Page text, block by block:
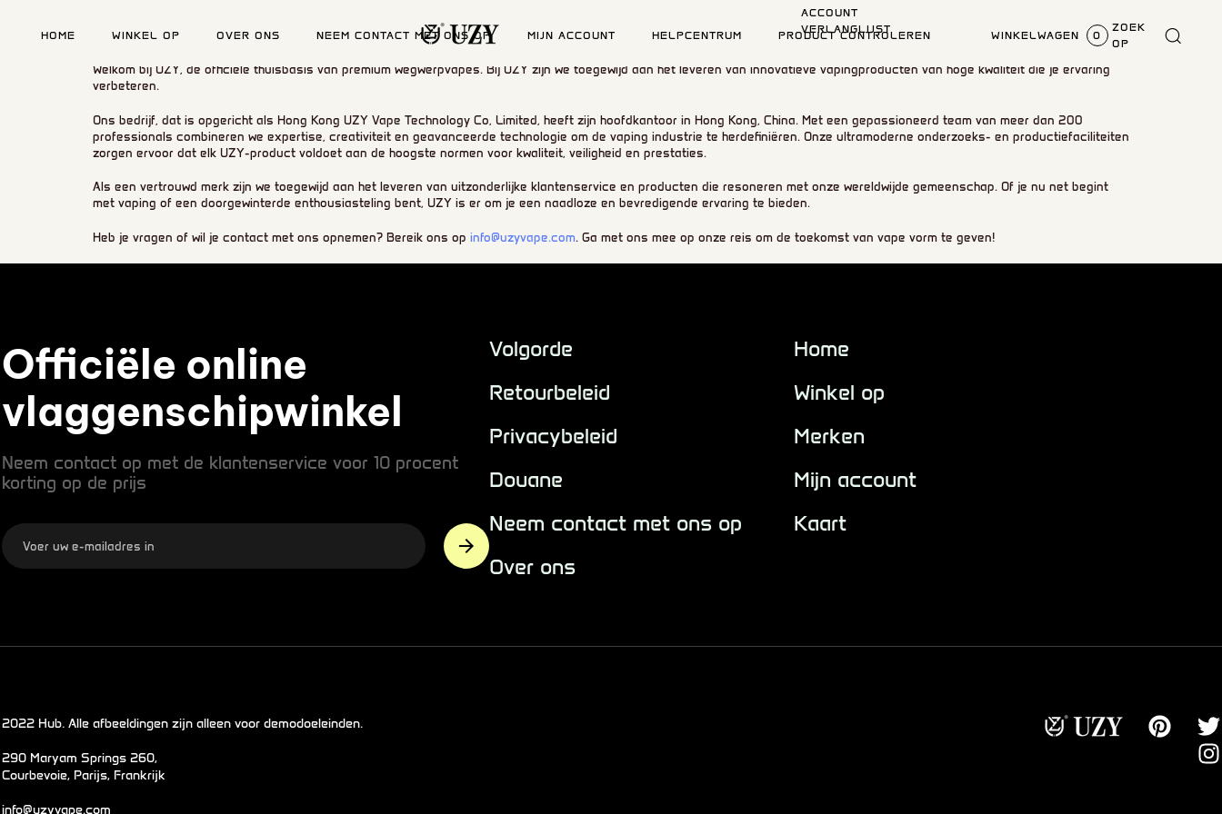
HOME WINKEL OP OVER ONS NEEM CONTACT MET ONS OP MIJN ACCOUNT HELPCENTRUM PRODUCT CONTROLEREN
ACCOUNT
VERLANGLIJST
WINKELWAGEN 0
ZOEK
OP
Type en druk op enter
Welkom bij UZY, de officiële thuisbasis van premium wegwerpvapes. Bij UZY zijn we toegewijd aan het leveren van innovatieve vapingproducten van hoge kwaliteit die je ervaring
verbeteren.
Ons bedrijf, dat is opgericht als Hong Kong UZY Vape Technology Co, Limited, heeft zijn hoofdkantoor in Hong Kong, China. Met een gepassioneerd team van meer dan 200
professionals combineren we expertise, creativiteit en geavanceerde technologie om de vaping industrie te herdefiniëren. Onze ultramoderne onderzoeks- en productiefaciliteiten
zorgen ervoor dat elk UZY-product voldoet aan de hoogste normen voor kwaliteit, veiligheid en prestaties.
Als een vertrouwd merk zijn we toegewijd aan het leveren van uitzonderlijke klantenservice en producten die resoneren met onze wereldwijde gemeenschap. Of je nu net begint
met vaping of een doorgewinterde enthousiasteling bent, UZY is er om je een naadloze en bevredigende ervaring te bieden.
Heb je vragen of wil je contact met ons opnemen? Bereik ons op info@uzyvape.com. Ga met ons mee op onze reis om de toekomst van vape vorm te geven!
Officiële online
vlaggenschipwinkel
Neem contact op met de klantenservice voor 10 procent
korting op de prijs
Volgorde
Retourbeleid
Privacybeleid
Douane
Neem contact met ons op
Over ons
Home
Winkel op
Merken
Mijn account
Kaart
2022 Hub. Alle afbeeldingen zijn alleen voor demodoeleinden.
290 Maryam Springs 260,
Courbevoie, Parijs, Frankrijk
info@uzyvape.com